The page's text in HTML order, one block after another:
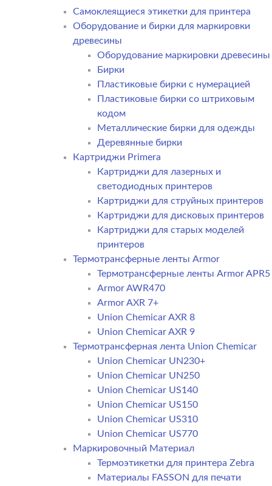
Самоклеящиеся этикетки для принтера
Оборудование и бирки для маркировки
древесины
Оборудование маркировки древесины
Бирки
Пластиковые бирки с нумерацией
Пластиковые бирки со штриховым
кодом
Металлические бирки для одежды
Деревянные бирки
Картриджи Primera
Картриджи для лазерных и
светодиодных принтеров
Картриджи для струйных принтеров
Картриджи для дисковых принтеров
Картриджи для старых моделей
принтеров
Термотрансферные ленты Armor
Термотрансферные ленты Armor APR5
Armor AWR470
Armor AXR 7+
Union Chemicar AXR 8
Union Chemicar AXR 9
Термотрансферная лента Union Chemicar
Union Chemicar UN230+
Union Chemicar UN250
Union Chemicar US140
Union Chemicar US150
Union Chemicar US310
Union Chemicar US770
Маркировочный Материал
Термоэтикетки для принтера Zebra
Материалы FASSON для печати